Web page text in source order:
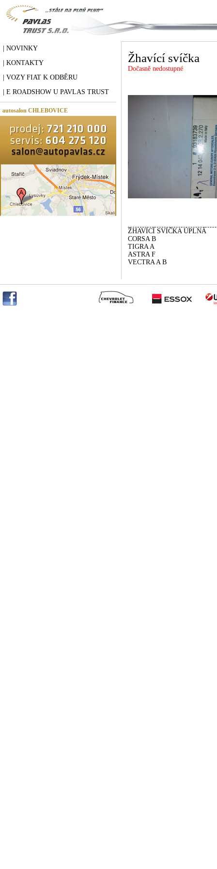
| NOVINKY
| KONTAKTY
| VOZY FIAT K ODBĚRU
| E ROADSHOW U PAVLAS TRUST
autosalon CHLEBOVICE
Žhavící svíčka
Dočasně nedostupné
ŽHAVÍCÍ SVÍČKA ÚPLNÁ
CORSA B
TIGRA A
ASTRA F
VECTRA A B